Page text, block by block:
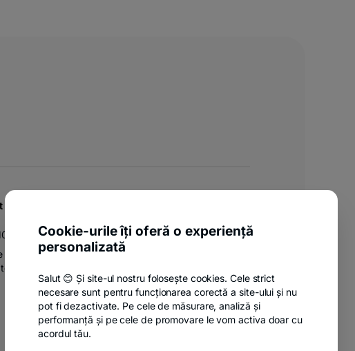
700
oricând la:
Cookie-urile îți oferă o experiență
personalizată
Salut 😊 Și site-ul nostru folosește cookies. Cele strict
necesare sunt pentru funcționarea corectă a site-ului și nu
pot fi dezactivate. Pe cele de măsurare, analiză și
performanță și pe cele de promovare le vom activa doar cu
acordul tău.